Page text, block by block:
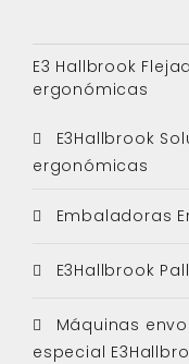
E3 Hallbrook
ergonómicas
E3Hallbrook
ergonómicas
Embaladoras
E3Hallbrook
Máquinas
especial